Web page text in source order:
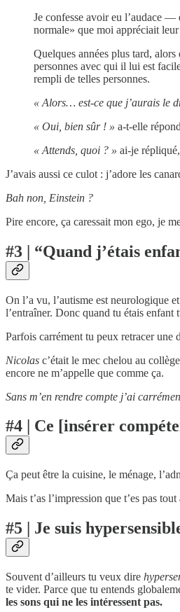
Je confesse avoir eu l’audace
normale» que moi appréciait
Quelques années plus tard,
personnes avec qui il lui est
rempli de telles personnes.
« Alors… est-ce que j’aurais le
« Oui, bien sûr ! » a-t-elle
« Attends, quoi ? » ai-je
J’avais aussi ce culot : j’adore les
Bah non, Einstein ?
Pire encore, ça caressait mon ego, je
#3 | “Quand j’étais
On l’a vu, l’autisme est neurologique
l’entraîner. Donc quand tu étais enfant
Parfois carrément tu peux retracer une
Nicolas c’était le mec chelou au
encore ne m’appelle que comme ça.
Sans m’en rendre compte j’ai
#4 | Ce [insérer
Ça peut être la cuisine, le ménage,
Mais t’as l’impression que t’es pas
#5 | Je suis
Souvent d’ailleurs tu veux dire
te vider. Parce que tu entends
les sons qui ne les intéressent pas.